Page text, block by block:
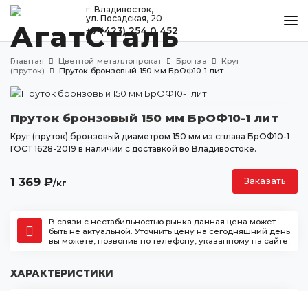
г. Владивосток,
ул. Посадская, 20
+7 (423) 254 0 452
КАТАЛОГ
МЕТАЛЛООБРАБОТКА
ДОСТАВКА И ОПЛАТА
КОНТАКТЫ
Владивосток
ул. Посадская, 20
agatstal@mail.ru
Главная Цветной металлопрокат Бронза
Круг
(пруток)
Пруток бронзовый 150 мм БрОФ10-1 лит
Пруток бронзовый 150 мм БрОФ10-1 лит
Круг (пруток) бронзовый диаметром 150 мм из сплава БрОФ10-1
ГОСТ 1628-2019 в наличии с доставкой во Владивостоке.
1 369 ₽/кг Заказать
В связи с нестабильностью рынка данная цена может
быть не актуальной. Уточнить цену на сегодняшний день
вы можете, позвонив по телефону, указанному на сайте.
ХАРАКТЕРИСТИКИ